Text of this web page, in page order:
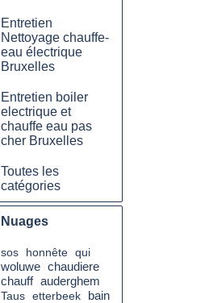
Entretien
Nettoyage chauffe-
eau électrique
Bruxelles
Entretien boiler
electrique et
chauffe eau pas
cher Bruxelles
Toutes les
catégories
Nuages
sos honnête qui
woluwe chaudiere
chauff auderghem
Taus etterbeek bain